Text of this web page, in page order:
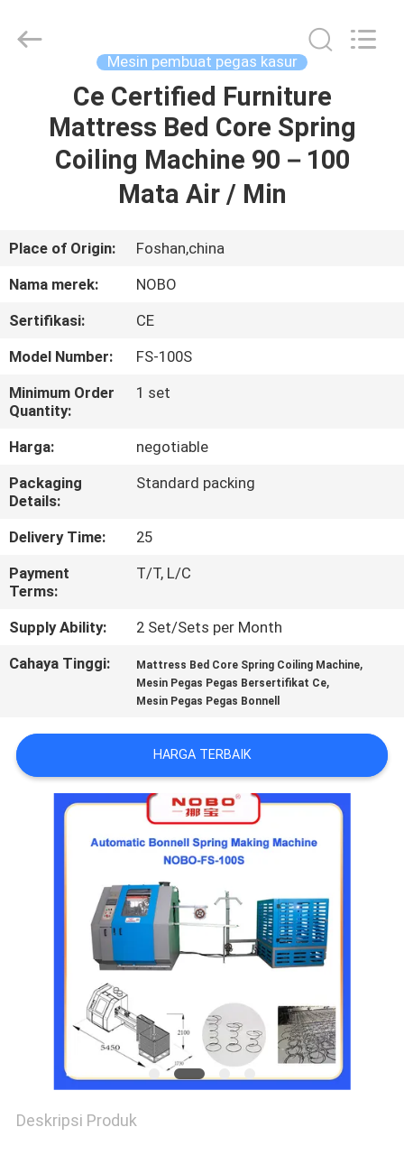
RUMAH
PRODUK
KITA
WISATA
PABRIK
KONTROL
KUALITAS
HUBUNGI
KAMI
BERITA
SEMUA
KASUS
SITEMAP
PRIBADI
Mesin pembuat pegas kasur
Ce Certified Furniture
Mattress Bed Core Spring
Coiling Machine 90－100
Mata Air / Min
Place of Origin:
Foshan,china
Nama merek:
NOBO
Sertifikasi:
CE
Model Number:
FS-100S
Minimum Order
Quantity:
1 set
Harga:
negotiable
Packaging
Details:
Standard packing
Delivery Time:
25
Payment
Terms:
T/T, L/C
Supply Ability:
2 Set/Sets per Month
Cahaya Tinggi:
Mattress Bed Core Spring Coiling Machine,
Mesin Pegas Pegas Bersertifikat Ce,
Mesin Pegas Pegas Bonnell
HARGA TERBAIK
Deskripsi Produk